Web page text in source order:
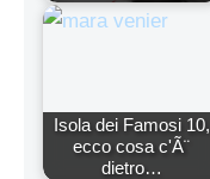
Isola dei Famosi 10,
ecco cosa c'Ã¨
dietro…